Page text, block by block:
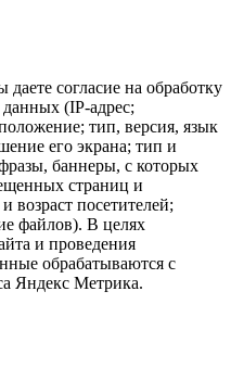
согласие на обработку
(IP-адрес;
тип, версия, язык
его экрана; тип и
баннеры, с которых
страниц и
возраст посетителей;
файлов). В целях
и проведения
обрабатываются с
Яндекс Метрика.